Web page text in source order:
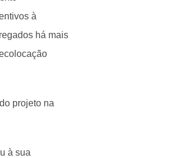
à
há mais
projeto na
à sua